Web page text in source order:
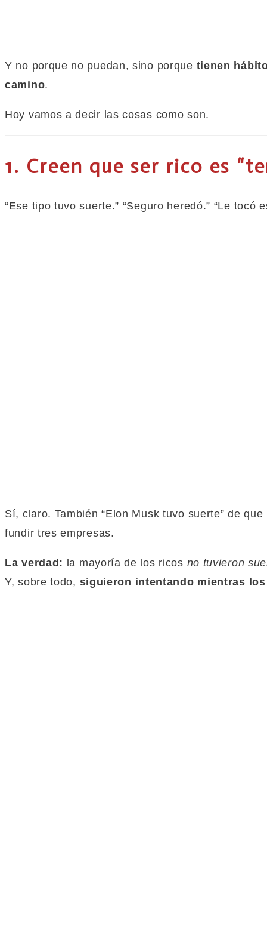
Y no porque no puedan, sino porque tienen
camino.
Hoy vamos a decir las cosas como son.
1. Creen que ser rico es
“Ese tipo tuvo suerte.” “Seguro heredó.” “Le
Sí, claro. También “Elon Musk tuvo suerte” deque
fundir tres empresas.
La verdad: la mayoría de los ricos no tuvieron
Y, sobre todo, siguieron intentando mientras